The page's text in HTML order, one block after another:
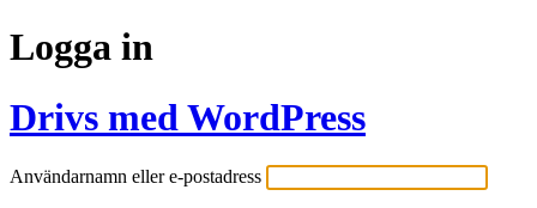
Logga in
Drivs med WordPress
Användarnamn eller e-postadress